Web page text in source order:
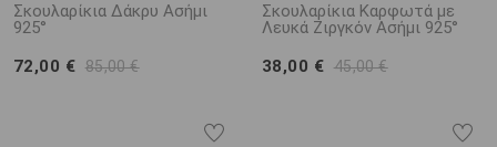
Σκουλαρίκια Δάκρυ Ασήμι
925°
72,00 € 85,00 €
Σκουλαρίκια Καρφωτά με
Λευκά Ζιργκόν Ασήμι 925°
38,00 € 45,00 €